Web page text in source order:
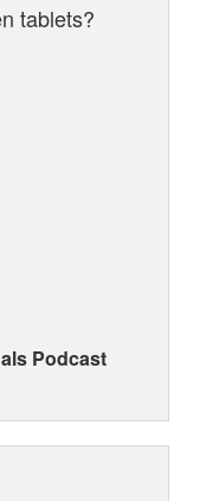
tablets?
Podcast